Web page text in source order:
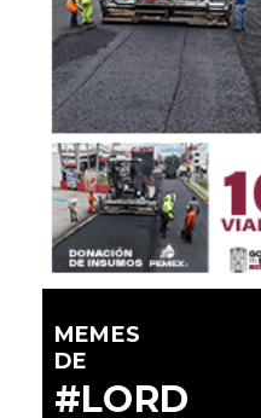
MEMES
DE
#LORD